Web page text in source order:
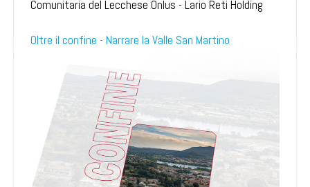
Comunitaria del Lecchese Onlus - Lario Reti Holding
Oltre il confine - Narrare la Valle San Martino